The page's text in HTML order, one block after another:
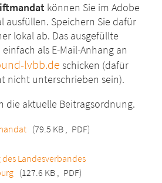
können Sie im Adobe
ausfüllen. Speichern Sie dafür
lokal ab. Das ausgefüllte
als E-Mail-Anhang an
lvbb.de schicken (dafür
nicht unterschrieben sein).
die aktuelle Beitragsordnung.
(79.5 KB , PDF)
Landesverbandes
(127.6 KB , PDF)